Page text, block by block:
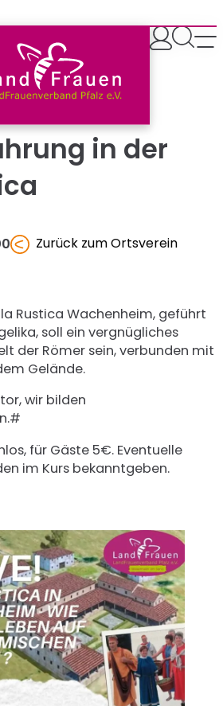
in der
Zurück zum Ortsverein
Rustica Wachenheim, geführt
soll ein vergnügliches
der Römer sein, verbunden mit
Gelände.
wir bilden
für Gäste 5€. Eventuelle
im Kurs bekanntgeben.